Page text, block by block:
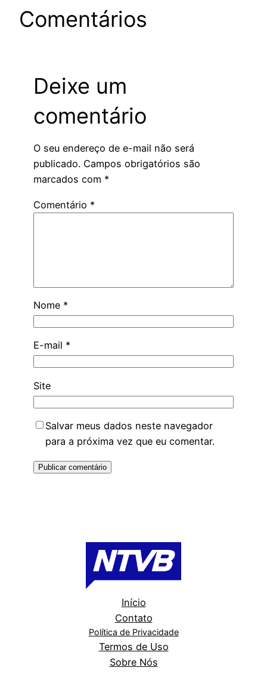
Comentários
Deixe um
comentário
O seu endereço de e-mail não será
publicado. Campos obrigatórios são
marcados com *
Comentário *
Nome *
E-mail *
Site
Salvar meus dados neste navegador
para a próxima vez que eu comentar.
Início
Contato
Política de Privacidade
Termos de Uso
Sobre Nós